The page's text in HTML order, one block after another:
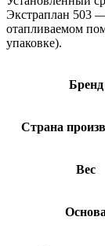
Экстраплан 503
отапливаемом
упаковке).
Бренд
Страна
Вес
Основа